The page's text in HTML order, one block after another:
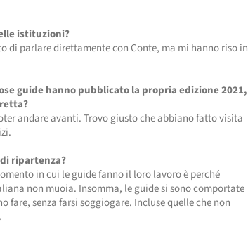
istituzioni?
di parlare direttamente con Conte, ma mi hanno riso in
guide hanno pubblicato la propria edizione 2021,
andare avanti. Trovo giusto che abbiano fatto visita
ripartenza?
in cui le guide fanno il loro lavoro è perché
non muoia. Insomma, le guide si sono comportate
fare, senza farsi soggiogare. Incluse quelle che non